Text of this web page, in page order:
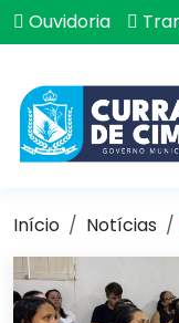
Ouvidoria
Início Notícias